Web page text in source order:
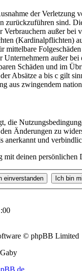
der Verletzung
zurückzuführen sind.
Verbrauchern außer bei
(Kardinalpflichten)
mittelbare
außer
Schäden und im
Absätze a bis c gilt
aus zwingendem
die
Änderungen zu
anerkannt und
deinen persönlichen
© phpBB Limited